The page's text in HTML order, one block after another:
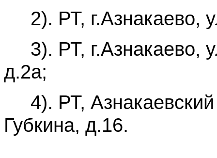
2). РТ, г.Азнакаево,
3). РТ, г.Азнакаево,
д.2а;
4). РТ, Азнакаевский
Губкина, д.16.